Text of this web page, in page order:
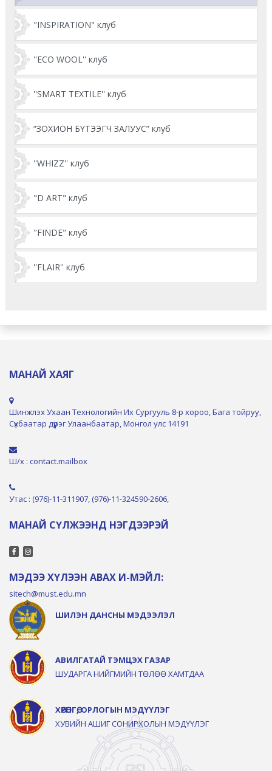
"INSPIRATION" клуб
''ECO WOOL'' клуб
''SMART TEXTILE'' клуб
“ЗОХИОН БҮТЭЭГЧ ЗАЛУУС” клуб
''WHIZZ'' клуб
"D ART" клуб
"FINDE" клуб
''FLAIR'' клуб
МАНАЙ ХАЯГ
Шинжлэх Ухаан Технологийн Их Сургууль 8-р хороо, Бага тойруу,
Сүхбаатар дүүрэг Улаанбаатар, Монгол улс 14191
Ш/х : contact.mailbox
Утас : (976)-11-311907, (976)-11-324590-2606,
МАНАЙ СҮЛЖЭЭНД НЭГДЭЭРЭЙ
МЭДЭЭ ХҮЛЭЭН АВАХ И-МЭЙЛ:
sitech@must.edu.mn
ШИЛЭН ДАНСНЫ МЭДЭЭЛЭЛ
АВИЛГАТАЙ ТЭМЦЭХ ГАЗАР
ШУДАРГА НИЙГМИЙН ТӨЛӨӨ ХАМТДАА
ХӨРӨНГӨ, ОРЛОГЫН МЭДҮҮЛЭГ
ХУВИЙН АШИГ СОНИРХОЛЫН МЭДҮҮЛЭГ